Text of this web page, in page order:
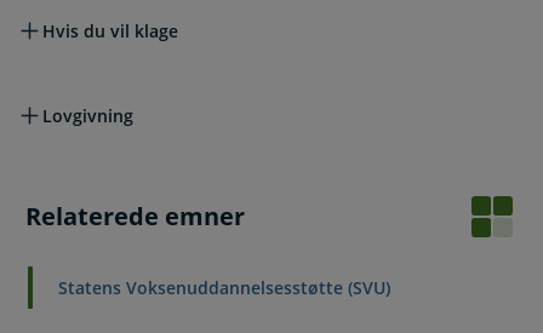
Hvis du vil klage
Lovgivning
Relaterede emner
Statens Voksenuddannelsesstøtte (SVU)